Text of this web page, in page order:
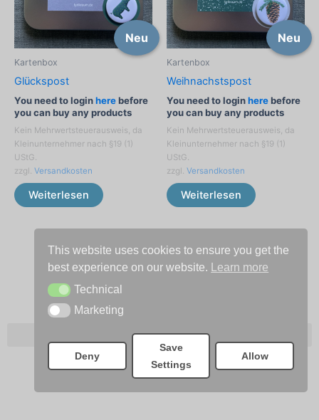
This website uses cookies to ensure you get the
best experience on our website.
Learn more
TechnicalTechnical
MarketingMarketing
Deny
Save
Settings
Allow
Neu
Kartenbox
Glückspost
You need to loginherebefore
you can buy any products
Kein Mehrwertsteuerausweis, da
Kleinunternehmer nach §19 (1)
UStG.
zzgl. Versandkosten
Weiterlesen
Neu
Kartenbox
Weihnachstspost
You need to loginherebefore
you can buy any products
Kein Mehrwertsteuerausweis, da
Kleinunternehmer nach §19 (1)
UStG.
zzgl. Versandkosten
Weiterlesen
Vertrag widerrufen